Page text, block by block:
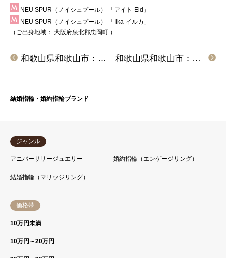
NEU SPUR（ノイシュプール）
「アイト-Eid」
NEU SPUR（ノイシュプール）
「Ilka-イルカ」
（ご出身地域： 大阪府泉北郡忠岡町 ）
和歌山県和歌山市：nocur(ノクル)の結婚指輪をご成約いただきました。
和歌山県和歌山市：一生の思い出にgardenで手作りの結婚指輪をご成約頂きました。
結婚指輪・婚約指輪ブランド
ジャンル
アニバーサリージュエリー 婚約指輪（エンゲージリング）
結婚指輪（マリッジリング）
価格帯
10万円未満
10万円～20万円